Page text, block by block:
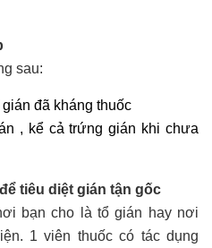
sau:
đã kháng thuốc
, kể cả trứng gián khi chưa
tiêu diệt gián tận gốc
bạn cho là tổ gián hay nơi
1 viên thuốc có tác dụng